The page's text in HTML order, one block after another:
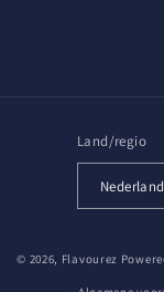
Land/regio
© 2026, Flavourez